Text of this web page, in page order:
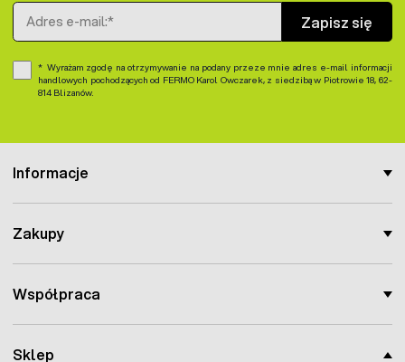
Sklep
Informacje
Zakupy
Współpraca
Adres e-mail
Zapisz się
Wyrażam zgodę na otrzymywanie na podany przeze mnie adres e-mail informacji
handlowych pochodzących od FERMO Karol Owczarek, z siedzibą w Piotrowie 18, 62-
814 Blizanów.